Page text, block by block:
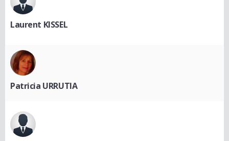
Laurent KISSEL
Patricia URRUTIA